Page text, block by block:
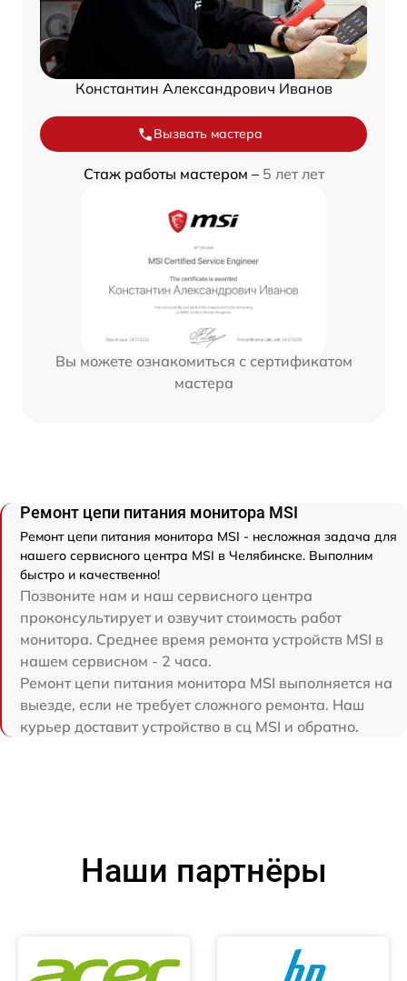
Константин Александрович Иванов
Вызвать мастера
Стаж работы мастером – 5 лет лет
Вы можете ознакомиться с сертификатом
мастера
Ремонт цепи питания монитора MSI
Ремонт цепи питания монитора MSI - несложная задача для
нашего сервисного центра MSI в Челябинске. Выполним
быстро и качественно!
Позвоните нам и наш сервисного центра
проконсультирует и озвучит стоимость работ
монитора. Среднее время ремонта устройств MSI в
нашем сервисном - 2 часа.
Ремонт цепи питания монитора MSI выполняется на
выезде, если не требует сложного ремонта. Наш
курьер доставит устройство в сц MSI и обратно.
Наши партнёры